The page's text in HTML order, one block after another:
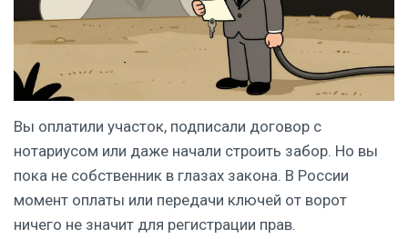
Вы оплатили участок, подписали договор с
нотариусом или даже начали строить забор. Но вы
пока не собственник в глазах закона. В России
момент оплаты или передачи ключей от ворот
ничего не значит для регистрации прав.